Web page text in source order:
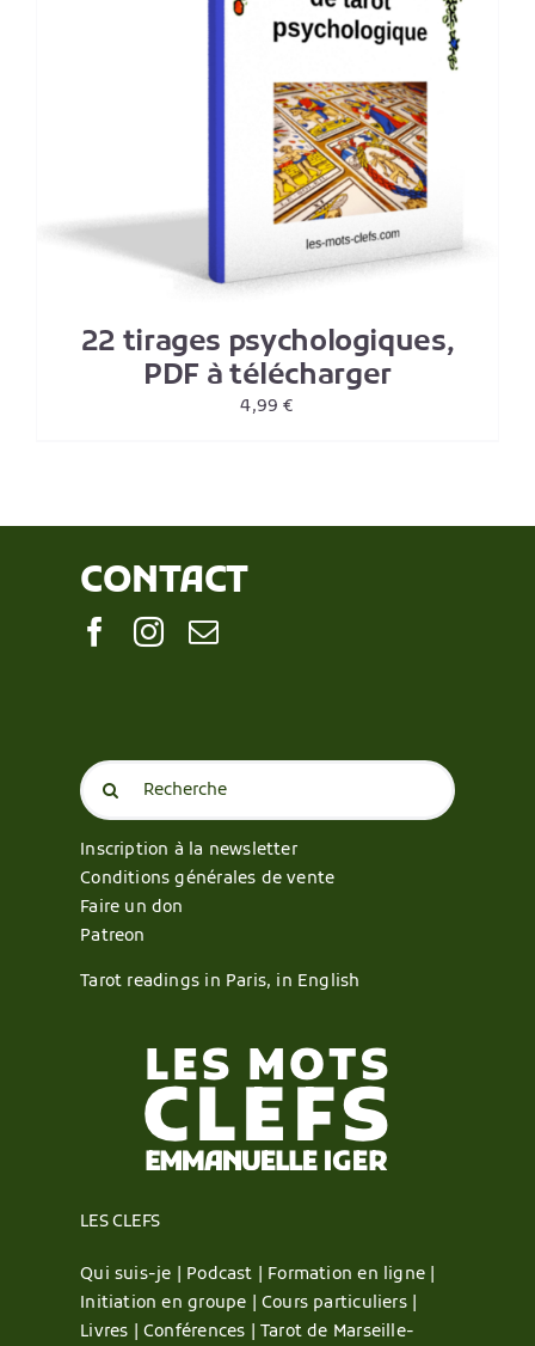
22 tirages psychologiques,
PDF à télécharger
4,99€
CONTACT
Search
for:
Inscription à la newsletter
Conditions générales de vente
Faire un don
Patreon
Tarot readings in Paris, in English
LES CLEFS
Qui suis-je | Podcast | Formation en ligne |
Initiation en groupe |Cours particuliers |
Livres |Conférences |Tarot de Marseille-